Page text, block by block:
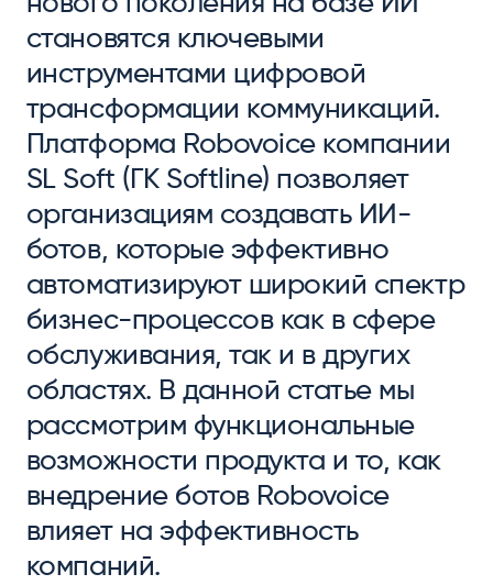
становятся ключевыми
инструментами цифровой
трансформации коммуникаций.
Платформа Robovoice компании
SL Soft (ГК Softline) позволяет
организациям создавать ИИ-
ботов, которые эффективно
автоматизируют широкий спектр
бизнес-процессов как в сфере
обслуживания, так и в других
областях. В данной статье мы
рассмотрим функциональные
возможности продукта и то, как
внедрение ботов Robovoice
влияет на эффективность
компаний.